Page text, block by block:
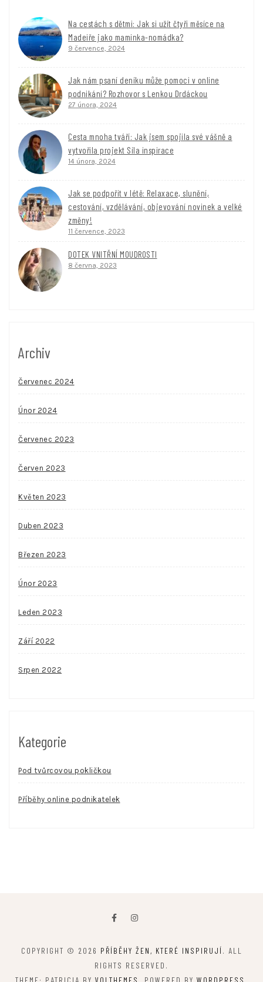
Na cestách s dětmi: Jak si užít čtyři měsíce na
Madeiře jako maminka-nomádka?
9 července, 2024
Jak nám psaní deníku může pomoci v online
podnikání? Rozhovor s Lenkou Drdáckou
27 února, 2024
Cesta mnoha tváří: Jak jsem spojila své vášně a
vytvořila projekt Síla inspirace
14 února, 2024
Jak se podpořit v létě: Relaxace, slunění,
cestování, vzdělávání, objevování novinek a velké
změny!
11 července, 2023
DOTEK VNITŘNÍ MOUDROSTI
8 června, 2023
Archiv
Červenec 2024
Únor 2024
Červenec 2023
Červen 2023
Květen 2023
Duben 2023
Březen 2023
Únor 2023
Leden 2023
Září 2022
Srpen 2022
Kategorie
Pod tvůrcovou pokličkou
Příběhy online podnikatelek
COPYRIGHT © 2026 PŘÍBĚHY ŽEN, KTERÉ INSPIRUJÍ. ALL
RIGHTS RESERVED.
THEME: PATRICIA BY VOLTHEMES . POWERED BY WORDPRESS